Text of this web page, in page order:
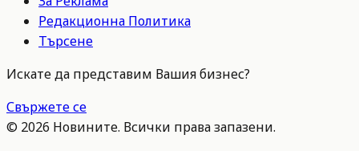
Редакционна Политика
Търсене
Искате да представим Вашия бизнес?
Свържете се
© 2026 Новините. Всички права запазени.